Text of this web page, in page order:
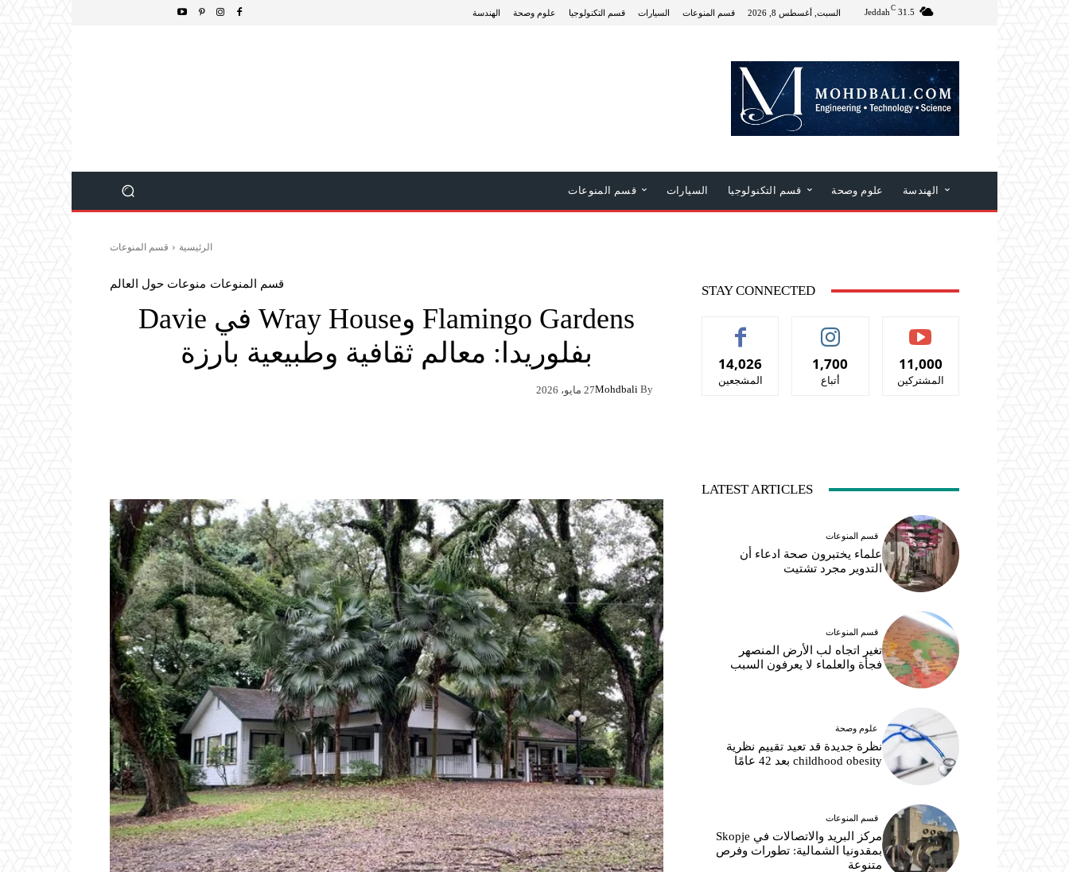
31.5
C
Jeddah السبت, أغسطس 8, 2026 الهندسة علوم وصحة قسم التكنولوجيا السيارات قسم المنوعات
الهندسة علوم وصحة قسم التكنولوجيا السيارات قسم المنوعات
الرئيسية قسم المنوعات
قسم المنوعات منوعات حول العالم
Flamingo Gardens وWray House في Davie
بفلوريدا: معالم ثقافية وطبيعية بارزة
By
Mohdbali27 مايو، 2026
STAY CONNECTED
14,026
المشجعين
1,700
أتباع
11,000
المشتركين
LATEST ARTICLES
قسم المنوعات
علماء يختبرون صحة ادعاء أن
التدوير مجرد تشتيت
قسم المنوعات
تغير اتجاه لب الأرض المنصهر
فجأة والعلماء لا يعرفون السبب
علوم وصحة
نظرة جديدة قد تعيد تقييم نظرية
childhood obesity بعد 42 عامًا
قسم المنوعات
مركز البريد والاتصالات في Skopje
بمقدونيا الشمالية: تطورات وفرص
متنوعة